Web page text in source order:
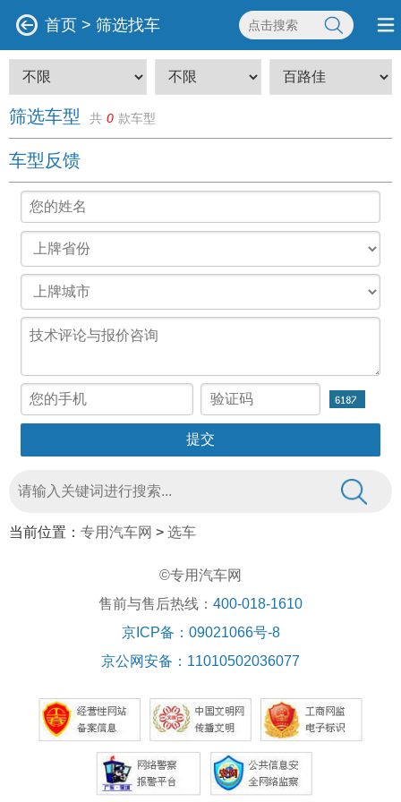
首页 > 筛选找车
筛选车型 共 0 款车型
车型反馈
当前位置： 专用汽车网 > 选车
©专用汽车网
售前与售后热线： 400-018-1610
京ICP备：09021066号-8
京公网安备：11010502036077